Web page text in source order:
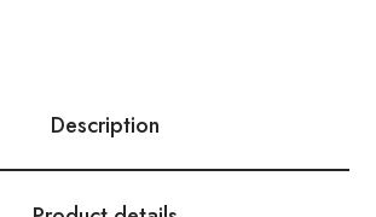
Description